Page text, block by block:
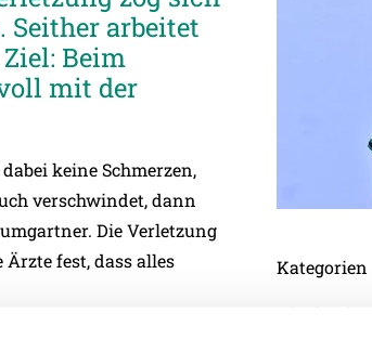
arbeitet
Beim
mit der
keine Schmerzen,
verschwindet, dann
Die Verletzung
fest, dass alles
Kategorien
Akademie